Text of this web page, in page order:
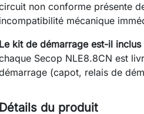
non conforme présente
incompatibilité mécanique
Le kit de démarrage est-il
Secop NLE8.8CN est
(capot, relais de
Détails du produit